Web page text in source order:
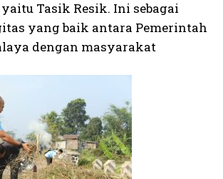
Tasik Resik. Ini sebagai
yang baik antara Pemerintah
dengan masyarakat